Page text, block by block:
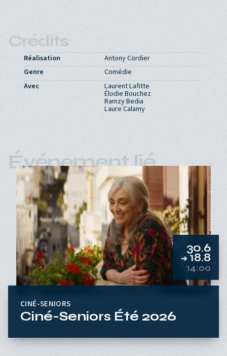
Crédits
Réalisation
Antony Cordier
Genre
Comédie
Avec
Laurent Lafitte
Élodie Bouchez
Ramzy Bedia
Laure Calamy
Événement lié
30.6
➔ 18.8
14:00
CINÉ-SENIORS
Ciné-Seniors Été 2026